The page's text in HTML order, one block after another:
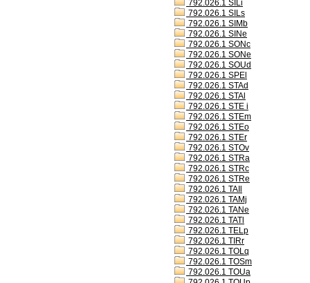
792.026.1 SILi
792.026.1 SILs
792.026.1 SIMb
792.026.1 SINe
792.026.1 SONc
792.026.1 SONe
792.026.1 SOUd
792.026.1 SPEl
792.026.1 STAd
792.026.1 STAl
792.026.1 STE i
792.026.1 STEm
792.026.1 STEo
792.026.1 STEr
792.026.1 STOv
792.026.1 STRa
792.026.1 STRc
792.026.1 STRe
792.026.1 TAIl
792.026.1 TAMj
792.026.1 TANe
792.026.1 TATl
792.026.1 TELp
792.026.1 TIRr
792.026.1 TOLq
792.026.1 TOSm
792.026.1 TOUa